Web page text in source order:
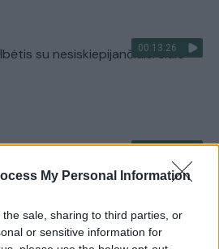
My Personal Information
sale, sharing to third parties, or
or sensitive information for
00:13:26
su nesiskiepijančiais: siūlo